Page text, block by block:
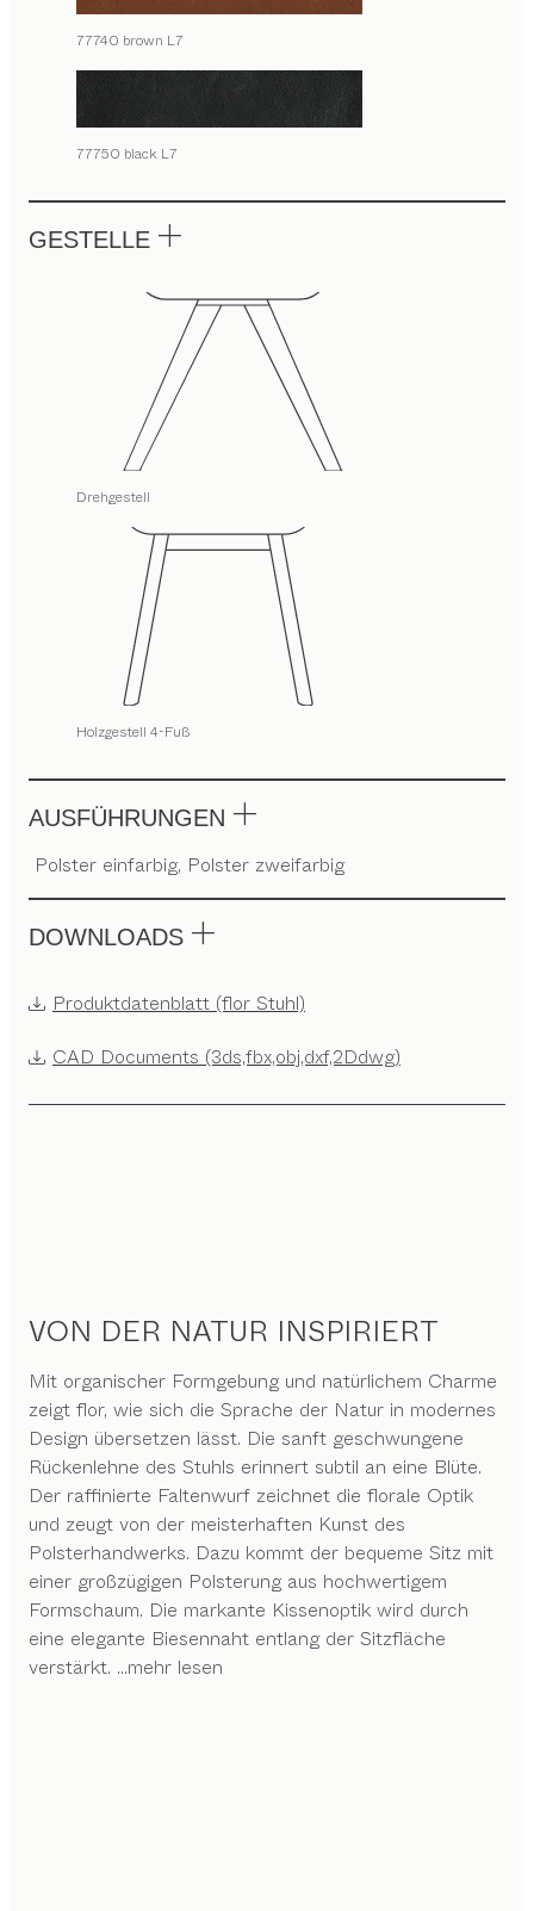
77740 brown L7
77750 black L7
GESTELLE
Drehgestell
Holzgestell 4-Fuß
AUSFÜHRUNGEN
Polster einfarbig, Polster zweifarbig
DOWNLOADS
Produktdatenblatt (flor Stuhl)
CAD Documents (3ds,fbx,obj,dxf,2Ddwg)
VON DER NATUR INSPIRIERT
Mit organischer Formgebung und natürlichem Charme
zeigt flor, wie sich die Sprache der Natur in modernes
Design übersetzen lässt. Die sanft geschwungene
Rückenlehne des Stuhls erinnert subtil an eine Blüte.
Der raffinierte Faltenwurf zeichnet die florale Optik
und zeugt von der meisterhaften Kunst des
Polsterhandwerks. Dazu kommt der bequeme Sitz mit
einer großzügigen Polsterung aus hochwertigem
Formschaum. Die markante Kissenoptik wird durch
eine elegante Biesennaht entlang der Sitzfläche
verstärkt. ...mehr lesen